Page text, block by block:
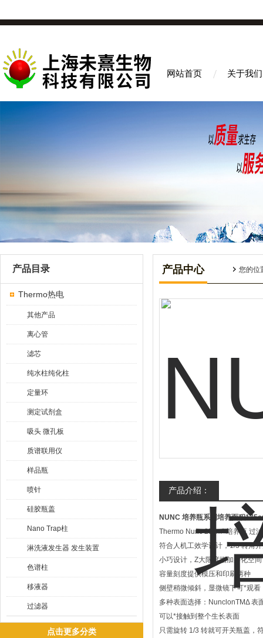
网站首页 关于我们
产品目录
Thermo热电
其他产品
离心管
滤芯
纯水柱纯化柱
定量环
测定试剂盒
吸头 微孔板
质谱联用仪
样品瓶
喷针
硅胶瓶盖
Nano Trap柱
淋洗液发生器 发生装置
色谱柱
移液器
过滤器
点击更多分类
产品中心 您的位
产品介绍：
NUNC 培养瓶系列培养面积
Thermo Nunc 25cm² 培养瓶 过
符合人机工效学设计，1/3 转角
小巧设计，Z大限度增加孵化空间
容量刻度提供模压和印刷两种
侧壁稍微倾斜，显微镜下可*观看
多种表面选择：NunclonTMΔ 表
可以*接触到整个生长表面
只需旋转 1/3 转就可开关瓶盖，